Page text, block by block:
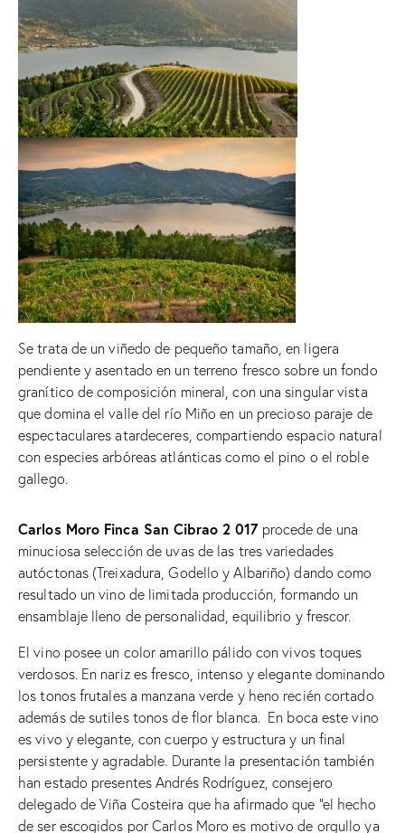
Se trata de un viñedo de pequeño tamaño, en ligera
pendiente y asentado en un terreno fresco sobre un fondo
granítico de composición mineral, con una singular vista
que domina el valle del río Miño en un precioso paraje de
espectaculares atardeceres, compartiendo espacio natural
con especies arbóreas atlánticas como el pino o el roble
gallego.
Carlos Moro Finca San Cibrao 2017procede de una
minuciosa selección de uvas de las tres variedades
autóctonas (Treixadura, Godello y Albariño) dando como
resultado un vino de limitada producción, formando un
ensamblaje lleno de personalidad, equilibrio y frescor.
El vino posee un color amarillo pálido con vivos toques
verdosos. En nariz es fresco, intenso y elegante dominando
los tonos frutales a manzana verde y heno recién cortado
además de sutiles tonos de flor blanca. En boca este vino
es vivo y elegante, con cuerpo y estructura y un final
persistente y agradable. Durante la presentación también
han estado presentes Andrés Rodríguez, consejero
delegado de Viña Costeira que ha afirmado que “el hecho
de ser escogidos por Carlos Moro es motivo de orgullo ya